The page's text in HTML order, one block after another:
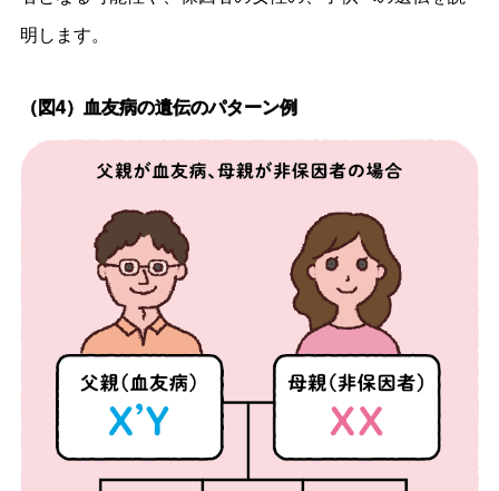
明します。
（図4）血友病の遺伝のパターン例